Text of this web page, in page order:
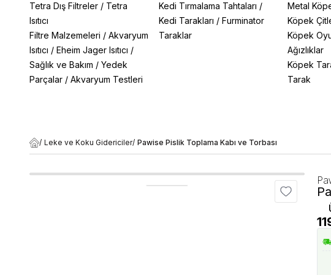
Tetra Dış Filtreler / Tetra
Isıtıcı
Filtre Malzemeleri / Akvaryum
Isıtıcı / Eheim Jager Isıtıcı /
Sağlık ve Bakım / Yedek
Parçalar / Akvaryum Testleri
Kedi Tırmalama Tahtaları /
Kedi Tarakları / Furminator
Taraklar
Metal
Köpek
Köpek
Ağızlıklar
Köpek
Tarak
/ Leke ve Koku Gidericiler/ Pawise Pislik Toplama Kabı ve Torbası